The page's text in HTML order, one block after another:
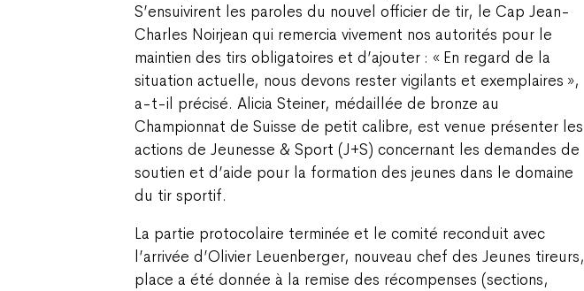
S’ensuivirent les paroles du nouvel officier de tir, le Cap Jean-
Charles Noirjean qui remercia vivement nos autorités pour le
maintien des tirs obligatoires et d’ajouter : « En regard de la
situation actuelle, nous devons rester vigilants et exemplaires »,
a-t-il précisé. Alicia Steiner, médaillée de bronze au
Championnat de Suisse de petit calibre, est venue présenter les
actions de Jeunesse & Sport (J+S) concernant les demandes de
soutien et d’aide pour la formation des jeunes dans le domaine
du tir sportif.
La partie protocolaire terminée et le comité reconduit avec
l’arrivée d’Olivier Leuenberger, nouveau chef des Jeunes tireurs,
place a été donnée à la remise des récompenses (sections,